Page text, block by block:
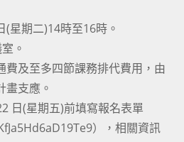
星期二)14時至16時。
。
費及至多四節課務排代費用，由
畫支應。
日(星期五)前填寫報名表單
），相關資訊